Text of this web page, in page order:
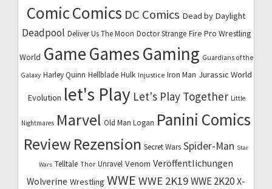
ComicComics DC Comics Dead by Daylight
Deadpool Deliver Us The Moon Doctor Strange Fire Pro Wrestling
World GameGamesGaming Guardians of the
Galaxy Harley Quinn Hellblade Hulk Injustice Iron Man Jurassic World
Evolution let's Play Let's Play Together Little
Nightmares Marvel Old Man Logan Panini Comics
Review Rezension Secret Wars Spider-Man Star
Wars Telltale Thor Unravel Venom Veröffentlichungen
Wolverine Wrestling WWE WWE 2K19WWE 2K20 X-